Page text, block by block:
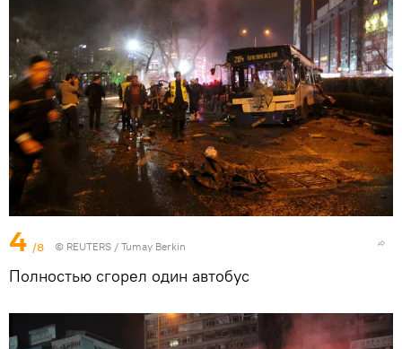
4 /8 © REUTERS / Tumay Berkin
Полностью сгорел один автобус